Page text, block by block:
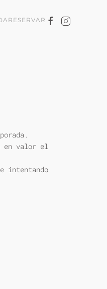
RESERVAR
en valor el
intentando